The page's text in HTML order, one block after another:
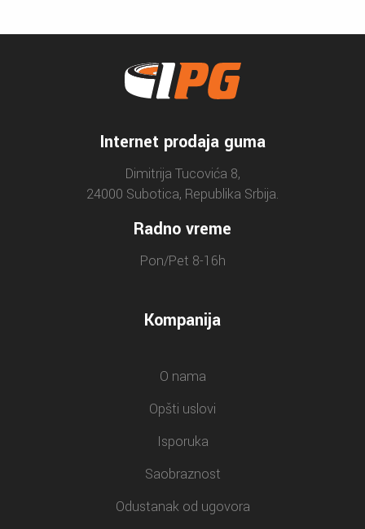
Internet prodaja guma
Dimitrija Tucovića 8,
24000 Subotica, Republika Srbija.
Radno vreme
Pon/Pet 8-16h
Kompanija
O nama
Opšti uslovi
Isporuka
Saobraznost
Odustanak od ugovora